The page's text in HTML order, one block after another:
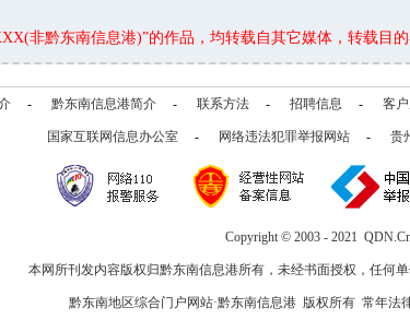
非黔东南信息港)”的作品，均转载自其它媒体，转载目
- 黔东南信息港简介 - 联系方法 - 招聘信息 - 客
国家互联网信息办公室 - 网络违法犯罪举报网站 - 贵
Copyright © 2003 - 2021
本网所刊发内容版权归黔东南信息港所有，未经书面授权，任何
黔东南地区综合门户网站·黔东南信息港 版权所有 常年